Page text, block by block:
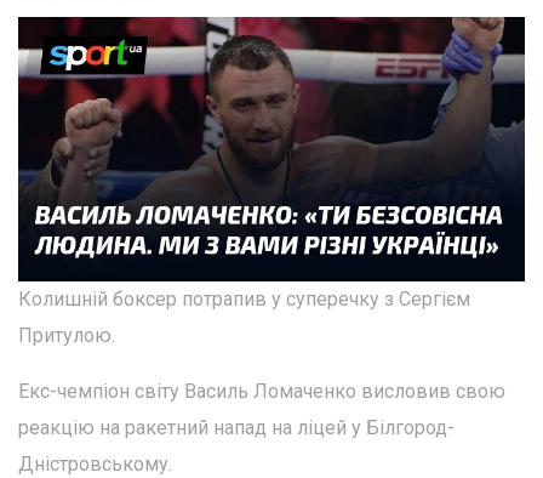
Колишній боксер потрапив у суперечку з Сергієм
Притулою.
Екс-чемпіон світу Василь Ломаченко висловив свою
реакцію на ракетний напад на ліцей у Білгород-
Дністровському.